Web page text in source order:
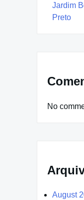
Jardim
Preto
No
August